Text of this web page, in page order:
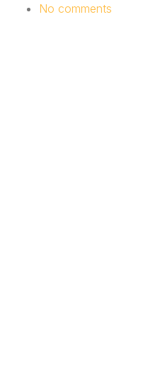
No comments